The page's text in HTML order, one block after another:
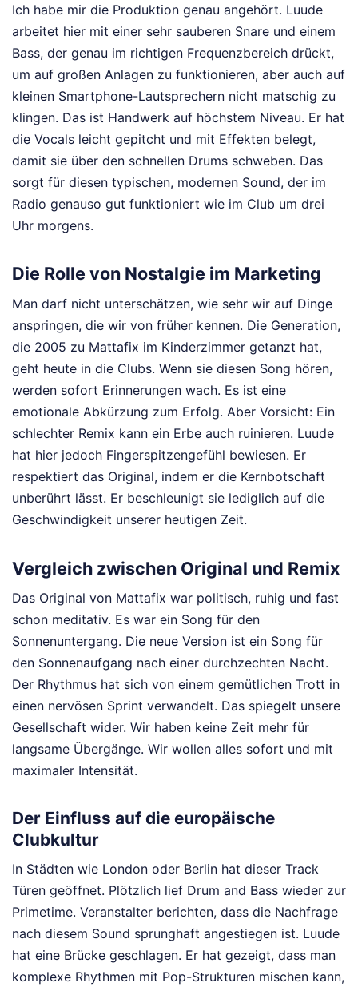
Ich habe mir die Produktion genau angehört. Luude
arbeitet hier mit einer sehr sauberen Snare und einem
Bass, der genau im richtigen Frequenzbereich drückt,
um auf großen Anlagen zu funktionieren, aber auch auf
kleinen Smartphone-Lautsprechern nicht matschig zu
klingen. Das ist Handwerk auf höchstem Niveau. Er hat
die Vocals leicht gepitcht und mit Effekten belegt,
damit sie über den schnellen Drums schweben. Das
sorgt für diesen typischen, modernen Sound, der im
Radio genauso gut funktioniert wie im Club um drei
Uhr morgens.
Die Rolle von Nostalgie im Marketing
Man darf nicht unterschätzen, wie sehr wir auf Dinge
anspringen, die wir von früher kennen. Die Generation,
die 2005 zu Mattafix im Kinderzimmer getanzt hat,
geht heute in die Clubs. Wenn sie diesen Song hören,
werden sofort Erinnerungen wach. Es ist eine
emotionale Abkürzung zum Erfolg. Aber Vorsicht: Ein
schlechter Remix kann ein Erbe auch ruinieren. Luude
hat hier jedoch Fingerspitzengefühl bewiesen. Er
respektiert das Original, indem er die Kernbotschaft
unberührt lässt. Er beschleunigt sie lediglich auf die
Geschwindigkeit unserer heutigen Zeit.
Vergleich zwischen Original und Remix
Das Original von Mattafix war politisch, ruhig und fast
schon meditativ. Es war ein Song für den
Sonnenuntergang. Die neue Version ist ein Song für
den Sonnenaufgang nach einer durchzechten Nacht.
Der Rhythmus hat sich von einem gemütlichen Trott in
einen nervösen Sprint verwandelt. Das spiegelt unsere
Gesellschaft wider. Wir haben keine Zeit mehr für
langsame Übergänge. Wir wollen alles sofort und mit
maximaler Intensität.
Der Einfluss auf die europäische
Clubkultur
In Städten wie London oder Berlin hat dieser Track
Türen geöffnet. Plötzlich lief Drum and Bass wieder zur
Primetime. Veranstalter berichten, dass die Nachfrage
nach diesem Sound sprunghaft angestiegen ist. Luude
hat eine Brücke geschlagen. Er hat gezeigt, dass man
komplexe Rhythmen mit Pop-Strukturen mischen kann,